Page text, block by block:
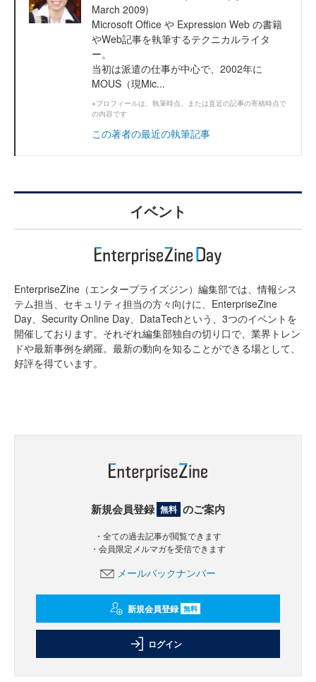
March 2009)
Microsoft Office や Expression Web の書籍
やWeb記事を執筆するテクニカルライタ
ー。
当初は派遣の仕事が中心で、2002年に
MOUS（現Mic...
※プロフィールは、執筆時点、または直近の記事の寄稿時点で
の内容です
この著者の最近の執筆記事
イベント
EnterpriseZine（エンタープライズジン）編集部では、情報シス
テム担当、セキュリティ担当の方々向けに、EnterpriseZine
Day、Security Online Day、DataTechという、3つのイベントを
開催しております。それぞれ編集部独自の切り口で、業界トレン
ドや最新事例を網羅。最新の動向を知ることができる場として、
好評を得ています。
新規会員登録 無料 のご案内
・全ての過去記事が閲覧できます
・会員限定メルマガを受信できます
メールバックナンバー
新規会員登録 無料
ログイン